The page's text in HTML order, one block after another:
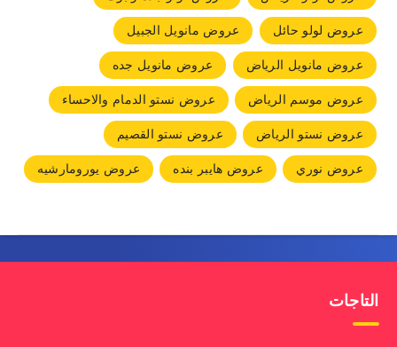
عروض لولو حائل
عروض مانويل الجبيل
عروض مانويل الرياض
عروض مانويل جده
عروض موسم الرياض
عروض نستو الدمام والاحساء
عروض نستو الرياض
عروض نستو القصيم
عروض نوري
عروض هايبر بنده عروض يورومارشيه
التاجات